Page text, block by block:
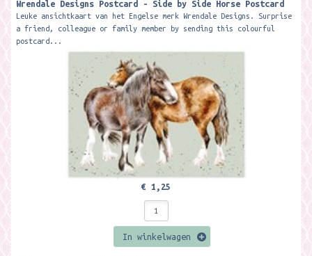
Wrendale Designs Postcard - Side by Side Horse Postcard
Leuke ansichtkaart van het Engelse merk Wrendale Designs. Surprise
a friend, colleague or family member by sending this colourful
postcard...
€ 1,25
In winkelwagen